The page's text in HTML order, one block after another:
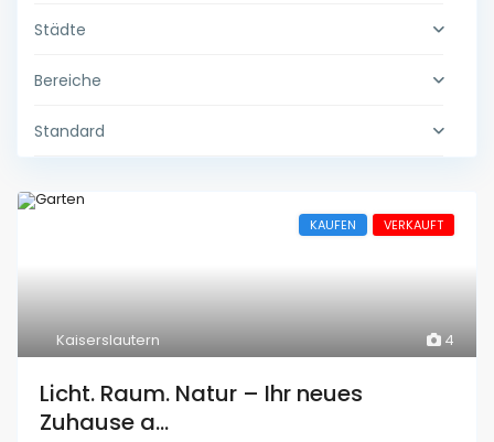
Städte
Bereiche
Standard
4
Kaiserslautern
KAUFEN VERKAUFT
Licht. Raum. Natur – Ihr neues
Zuhause a...